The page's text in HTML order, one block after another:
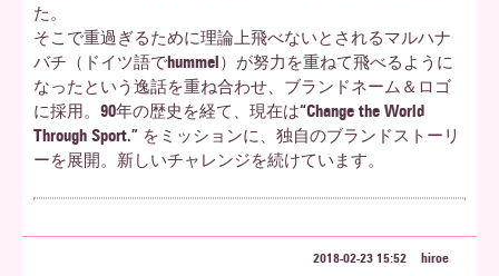
た。
そこで重過ぎるために理論上飛べないとされるマルハナ
バチ（ドイツ語でhummel）が努力を重ねて飛べるように
なったという逸話を重ね合わせ、ブランドネーム＆ロゴ
に採用。90年の歴史を経て、現在は“Change the World
Through Sport.” をミッションに、独自のブランドストーリ
ーを展開。新しいチャレンジを続けています。
2018-02-23 15:52 hiroe